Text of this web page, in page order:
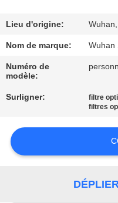
DE
QUALITÉ
NOUS
DEMANDEZ
UNE
CITATION
Lieu d'origine:
Nom de marque: Wuhan
Numéro de
modèle:
Surligner: filtre
filtres